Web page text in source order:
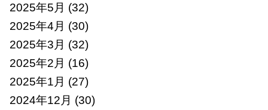
2025年5月 (32)
2025年4月 (30)
2025年3月 (32)
2025年2月 (16)
2025年1月 (27)
2024年12月 (30)